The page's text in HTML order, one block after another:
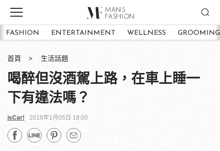
FASHION ENTERTAINMENT WELLNESS GROOMING
首頁 生活話題
喝醉但沒酒駕上路，在車上睡一
下有違法嗎？
isCar! 2018年1月05日 18:00